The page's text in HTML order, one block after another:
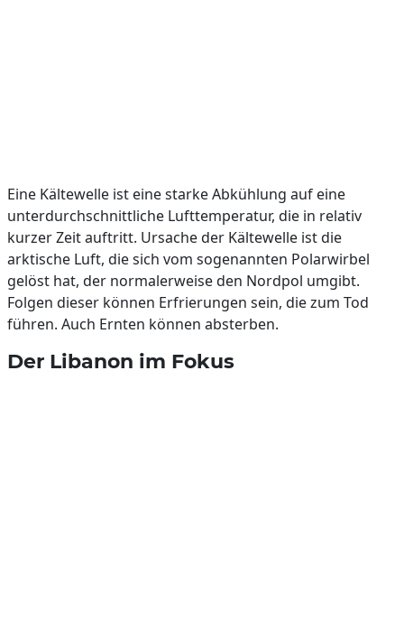
Eine Kältewelle ist eine starke Abkühlung auf eine
unterdurchschnittliche Lufttemperatur, die in relativ
kurzer Zeit auftritt. Ursache der Kältewelle ist die
arktische Luft, die sich vom sogenannten Polarwirbel
gelöst hat, der normalerweise den Nordpol umgibt.
Folgen dieser können Erfrierungen sein, die zum Tod
führen. Auch Ernten können absterben.
Der Libanon im Fokus